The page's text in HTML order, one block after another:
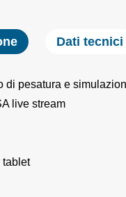
Dati tecnici
di pesatura e
live stream
tablet